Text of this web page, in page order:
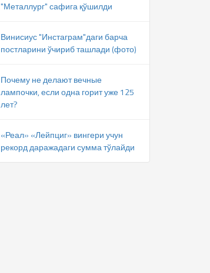
"Металлург" сафига қўшилди
Винисиус "Инстаграм"даги барча
постларини ўчириб ташлади (фото)
Почему не делают вечные
лампочки, если одна горит уже 125
лет?
«Реал» «Лейпциг» вингери учун
рекорд даражадаги сумма тўлайди